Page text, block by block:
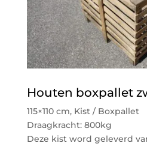
Houten boxpallet
115×110 cm, Kist / Boxpallet
Draagkracht: 800kg
Deze kist word geleverd